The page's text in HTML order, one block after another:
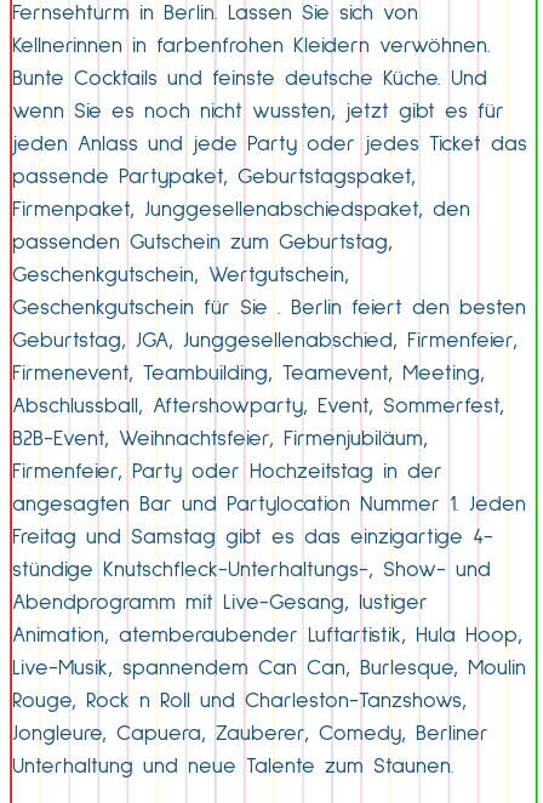
Fernsehturm in Berlin. Lassen Sie sich von
Kellnerinnen in farbenfrohen Kleidern verwöhnen.
Bunte Cocktails und feinste deutsche Küche. Und
wenn Sie es noch nicht wussten, jetzt gibt es für
jeden Anlass und jede Party oder jedes Ticket das
passende Partypaket, Geburtstagspaket,
Firmenpaket, Junggesellenabschiedspaket, den
passenden Gutschein zum Geburtstag,
Geschenkgutschein, Wertgutschein,
Geschenkgutschein für Sie . Berlin feiert den besten
Geburtstag, JGA, Junggesellenabschied, Firmenfeier,
Firmenevent, Teambuilding, Teamevent, Meeting,
Abschlussball, Aftershowparty, Event, Sommerfest,
B2B-Event, Weihnachtsfeier, Firmenjubiläum,
Firmenfeier, Party oder Hochzeitstag in der
angesagten Bar und Partylocation Nummer 1. Jeden
Freitag und Samstag gibt es das einzigartige 4-
stündige Knutschfleck-Unterhaltungs-, Show- und
Abendprogramm mit Live-Gesang, lustiger
Animation, atemberaubender Luftartistik, Hula Hoop,
Live-Musik, spannendem Can Can, Burlesque, Moulin
Rouge, Rock n Roll und Charleston-Tanzshows,
Jongleure, Capuera, Zauberer, Comedy, Berliner
Unterhaltung und neue Talente zum Staunen.